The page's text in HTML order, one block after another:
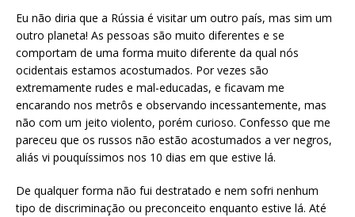
Eu não diria que a Rússia é visitar um outro país, mas sim um
outro planeta! As pessoas são muito diferentes e se
comportam de uma forma muito diferente da qual nós
ocidentais estamos acostumados. Por vezes são
extremamente rudes e mal-educadas, e ficavam me
encarando nos metrôs e observando incessantemente, mas
não com um jeito violento, porém curioso. Confesso que me
pareceu que os russos não estão acostumados a ver negros,
aliás vi pouquíssimos nos 10 dias em que estive lá.
De qualquer forma não fui destratado e nem sofri nenhum
tipo de discriminação ou preconceito enquanto estive lá. Até